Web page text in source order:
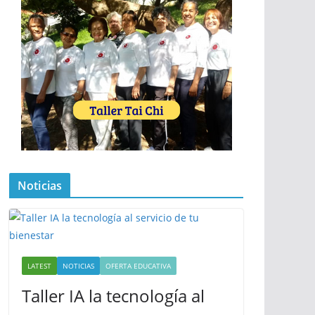
Noticias
LATEST NOTICIAS OFERTA EDUCATIVA
Taller IA la tecnología al